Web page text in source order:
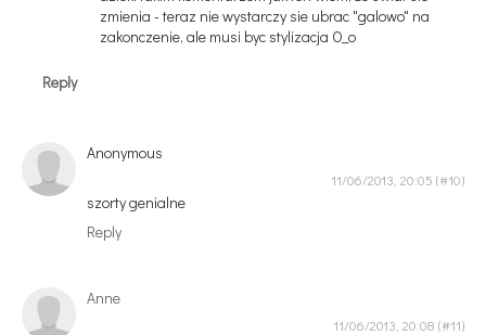
zmienia - teraz nie wystarczy sie ubrac "galowo" na
zakonczenie, ale musi byc stylizacja O_o
Reply
Anonymous
11/06/2013, 20:05
szorty genialne
Reply
Anne
11/06/2013, 20:08